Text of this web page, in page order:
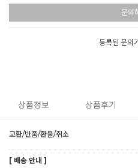
문의
등록된 문의
상품정보 상품후기
교환/반품/환불/취소
[ 배송 안내 ]